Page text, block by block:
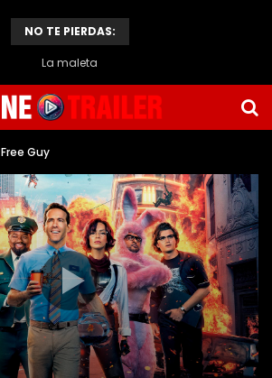
NO TE PIERDAS:
La maleta
Free Guy